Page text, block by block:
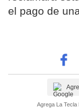
el pago de
Agrega La Tecla